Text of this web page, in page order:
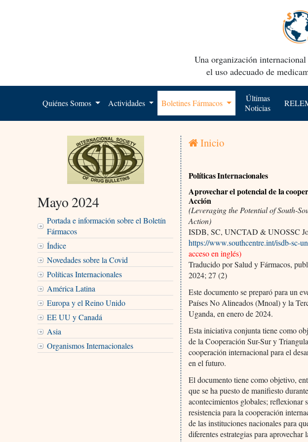
Una organización
el uso adecuado de
Quiénes Somos Actividades Boletines Fármacos
Últimas
Noticias
Mayo 2024
Portada e información sobre el Boletín
Fármacos
Índice
Novedades sobre la Covid
Políticas Internacionales
América Latina
Europa y el Reino Unido
EE UU y Canadá
Asia
Organismos Internacionales
Inicio
Políticas Internacionales
Aprovechar el potencial de la
Acción
(Leveraging the Potential of South-
Action)
ISDB, SC, UNCTAD & UNOSSC
https://www.southcentre.int/isdb-sc-
acceso en inglés)
Traducido por Salud y Fármacos,
2024; 27 (2)
Este documento se preparó para un
Países No Alineados (Mnoal) y la
Uganda, en enero de 2024.
Esta iniciativa conjunta tiene como
de la Cooperación Sur-Sur y
cooperación internacional para el
en el futuro.
El documento tiene como objetivo,
que se ha puesto de manifiesto
acontecimientos globales; reflexionar
resistencia para la cooperación
de las instituciones nacionales para
diferentes estrategias para